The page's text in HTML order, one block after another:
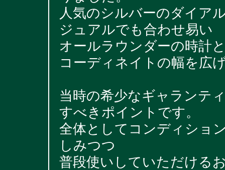
人気のシルバーのダイア
ジュアルでも合わせ易い
オールラウンダーの時計
コーディネイトの幅を広
当時の希少なギャランテ
すべきポイントです。
全体としてコンディショ
しみつつ
普段使いしていただける